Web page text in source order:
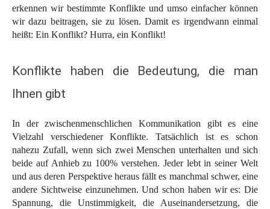
erkennen wir bestimmte Konflikte und umso einfacher können
wir dazu beitragen, sie zu lösen. Damit es irgendwann einmal
heißt: Ein Konflikt? Hurra, ein Konflikt!
Konflikte haben die Bedeutung, die man
Ihnen gibt
In der zwischenmenschlichen Kommunikation gibt es eine
Vielzahl verschiedener Konflikte. Tatsächlich ist es schon
nahezu Zufall, wenn sich zwei Menschen unterhalten und sich
beide auf Anhieb zu 100% verstehen. Jeder lebt in seiner Welt
und aus deren Perspektive heraus fällt es manchmal schwer, eine
andere Sichtweise einzunehmen. Und schon haben wir es: Die
Spannung, die Unstimmigkeit, die Auseinandersetzung, die